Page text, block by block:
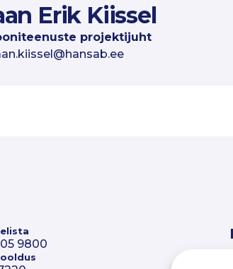
Erik Kiissel
projektijuht
9800